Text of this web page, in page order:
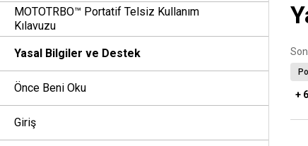
MOTOTRBO™ Portatif Telsiz Kullanım
Kılavuzu
Yasal Bilgiler ve Destek
Önce Beni Oku
Giriş
+ 6